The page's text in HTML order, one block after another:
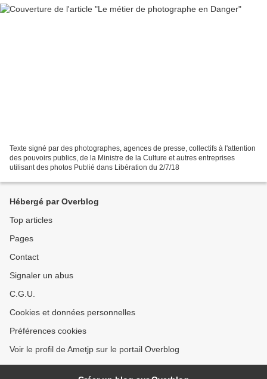
Texte signé par des photographes, agences de presse, collectifs à l'attention
des pouvoirs publics, de la Ministre de la Culture et autres entreprises
utilisant des photos Publié dans Libération du 2/7/18
Hébergé par Overblog
Top articles
Pages
Contact
Signaler un abus
C.G.U.
Cookies et données personnelles
Préférences cookies
Voir le profil de Ametjp sur le portail Overblog